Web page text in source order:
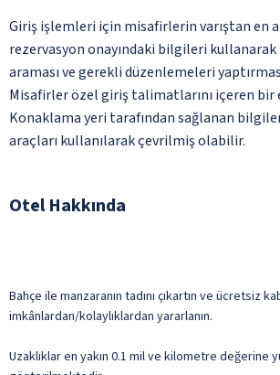
Giriş işlemleri için misafirlerin varıştan en
rezervasyon onayındaki bilgileri
araması ve gerekli düzenlemeleri
Misafirler özel giriş talimatlarını içeren bir
Konaklama yeri tarafından sağlanan
araçları kullanılarak çevrilmiş olabilir.
Otel Hakkında
Bahçe ile manzaranın tadını çıkartın ve ücretsiz
imkânlardan/kolaylıklardan yararlanın.
Uzaklıklar en yakın 0.1 mil ve kilometre değerine